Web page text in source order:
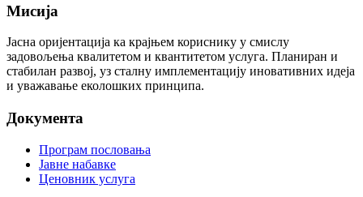
Мисија
Јасна оријентација ка крајњем кориснику у смислу
задовољења квалитетом и квантитетом услуга. Планиран и
стабилан развој, уз сталну имплементацију иновативних идеја
и уважавање еколошких принципа.
Документа
Програм пословања
Јавне набавке
Ценовник услуга